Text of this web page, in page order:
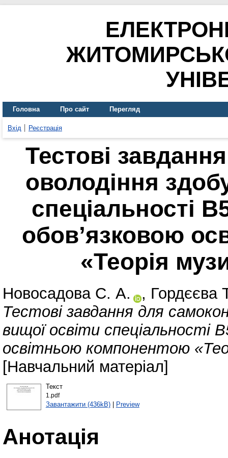
Головна Про сайт Перегляд
Вхід Реєстрація
Тестові
оволодіння
спеціальності
обов’язковою
«Теорія
Новосадова С. А. , Гордєєва
Тестові завдання для
вищої освіти спеціальності
освітньою компонентою
[Навчальний матеріал]
Текст
1.pdf
Завантажити (436kB)| Preview
Анотація